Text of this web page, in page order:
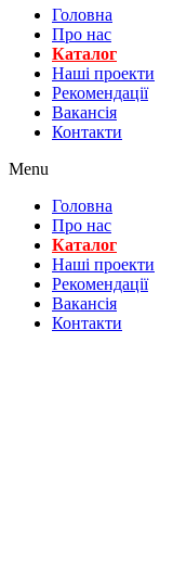
Головна
Про нас
Каталог
Нашi проекти
Рекомендації
Вакансiя
Контакти
Menu
Головна
Про нас
Каталог
Нашi проекти
Рекомендації
Вакансiя
Контакти